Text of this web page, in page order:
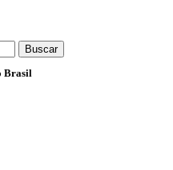
Buscar
Brasil